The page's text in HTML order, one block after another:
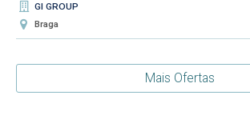
GI GROUP
Braga
Mais Ofertas